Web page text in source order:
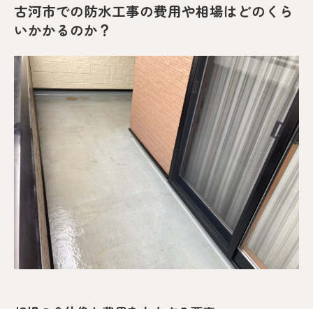
古河市での防水工事の費用や相場はどのくら
いかかるのか？